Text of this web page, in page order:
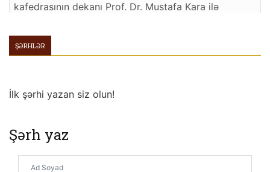
kafedrasının dekanı Prof. Dr. Mustafa Kara ilə
Məsnəvidən
Lal Nəsihətçi
dekanı Hacı Fuad Nurullayev ilə reportaj
ŞƏRHLƏR
İlk şərhi yazan siz olun!
Şərh yaz